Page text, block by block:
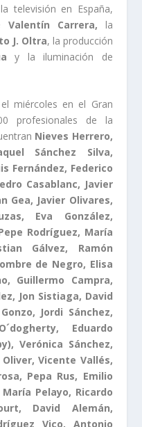
televisión en España,
Valentín Carrera, la
J. Oltra, la producción
y la iluminación de
miércoles en el Gran
profesionales de la
Nieves Herrero,
Sánchez Silva,
Fernández, Federico
Casablanc, Javier
Gea, Javier Olivares,
Eva González,
Rodríguez, María
Gálvez, Ramón
de Negro, Elisa
Guillermo Campra,
Jon Sistiaga, David
Jordi Sánchez,
Eduardo
Verónica Sánchez,
Vicente Vallés,
Pepa Rus, Emilio
Pelayo, Ricardo
David Alemán,
Vico, Antonio